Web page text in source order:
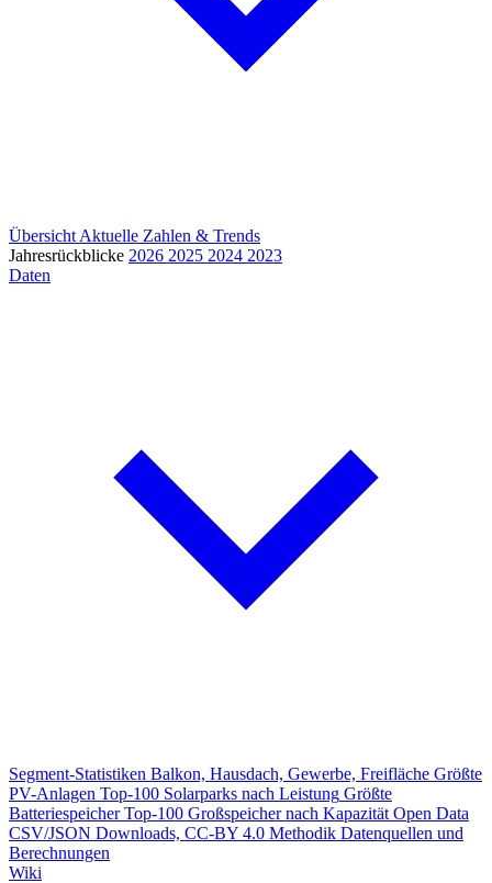
Übersicht Aktuelle Zahlen & Trends
Jahresrückblicke 2026 2025 2024 2023
Daten
Segment-Statistiken Balkon, Hausdach, Gewerbe, Freifläche Größte
PV-Anlagen Top-100 Solarparks nach Leistung Größte
Batteriespeicher Top-100 Großspeicher nach Kapazität Open Data
CSV/JSON Downloads, CC-BY 4.0 Methodik Datenquellen und
Berechnungen
Wiki